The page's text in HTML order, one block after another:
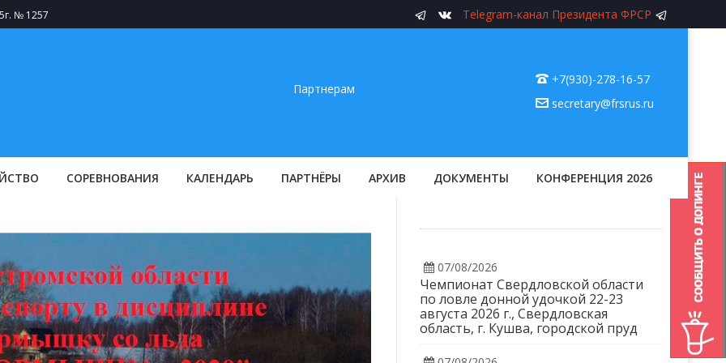
№ 1257 Telegram-канал Президента ФРСР
Партнерам
+7(930)-278-16-57
secretary@frsrus.ru
СОРЕВНОВАНИЯ КАЛЕНДАРЬ ПАРТНЁРЫ АРХИВ ДОКУМЕНТЫ КОНФЕРЕНЦИЯ 2026
07/08/2026
Чемпионат Свердловской области
по ловле донной удочкой 22-23
августа 2026 г., Свердловская
область, г. Кушва, городской пруд